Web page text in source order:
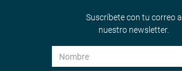
Suscríbete con tu correo a
nuestro newsletter.